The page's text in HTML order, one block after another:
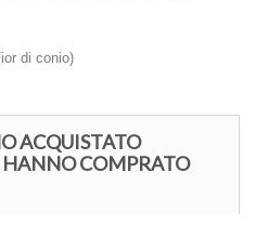
di conio)
ACQUISTATO
COMPRATO